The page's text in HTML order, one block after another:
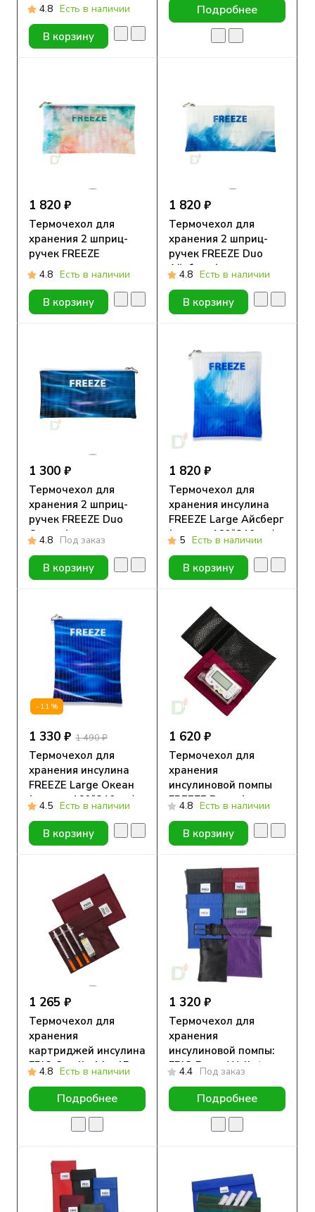
4.8 Есть в наличии
В корзину
Подробнее
1 820 ₽
Термочехол для
хранения 2 шприц-
ручек FREEZE
4.8 Есть в наличии
В корзину
1 820 ₽
Термочехол для
хранения 2 шприц-
ручек FREEZE Duo
Айсберг ( размер
105*190 мм)
4.8 Есть в наличии
В корзину
1 300 ₽
Термочехол для
хранения 2 шприц-
ручек FREEZE Duo
Океан ( размер
105*190 мм)
4.8 Под заказ
В корзину
1 820 ₽
Термочехол для
хранения инсулина
FREEZE Large Айсберг
(размер 160*210 мм)
5 Есть в наличии
В корзину
-11%
1 330 ₽ 1 490 ₽
Термочехол для
хранения инсулина
FREEZE Large Океан
(размер 160*210 мм)
4.5 Есть в наличии
В корзину
1 620 ₽
Термочехол для
хранения
инсулиновой помпы
FREEZE Pump (размер
110*160 мм)
4.8 Есть в наличии
В корзину
1 265 ₽
Термочехол для
хранения
картриджей инсулина
FRIO Small , 14 x 15 см
4.8 Есть в наличии
Подробнее
1 320 ₽
Термочехол для
хранения
инсулиновой помпы:
FRIO Pump Wallet
4.4 Под заказ
Подробнее